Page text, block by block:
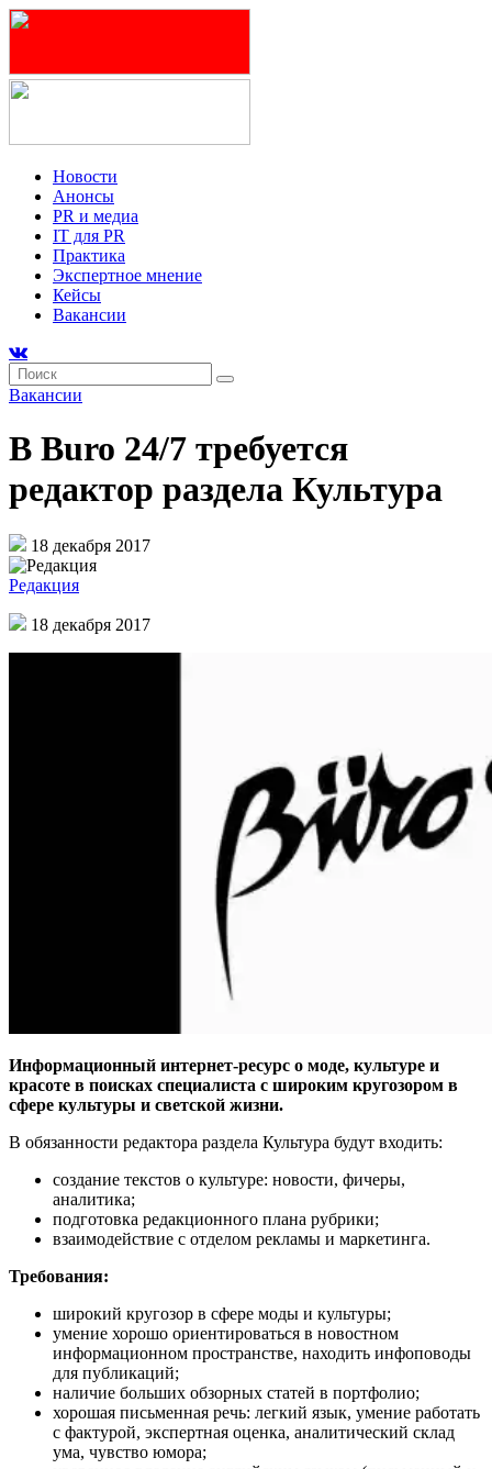
Новости
Анонсы
PR и медиа
IT для PR
Практика
Экспертное мнение
Кейсы
Вакансии
Вакансии
В Buro 24/7 требуется
редактор раздела Культура
18 декабря 2017
Редакция
18 декабря 2017
Информационный интернет-ресурс о моде, культуре и
красоте в поисках специалиста с широким кругозором в
сфере культуры и светской жизни.
В обязанности редактора раздела Культура будут входить:
создание текстов о культуре: новости, фичеры,
аналитика;
подготовка редакционного плана рубрики;
взаимодействие с отделом рекламы и маркетинга.
Требования:
широкий кругозор в сфере моды и культуры;
умение хорошо ориентироваться в новостном
информационном пространстве, находить инфоповоды
для публикаций;
наличие больших обзорных статей в портфолио;
хорошая письменная речь: легкий язык, умение работать
с фактурой, экспертная оценка, аналитический склад
ума, чувство юмора;